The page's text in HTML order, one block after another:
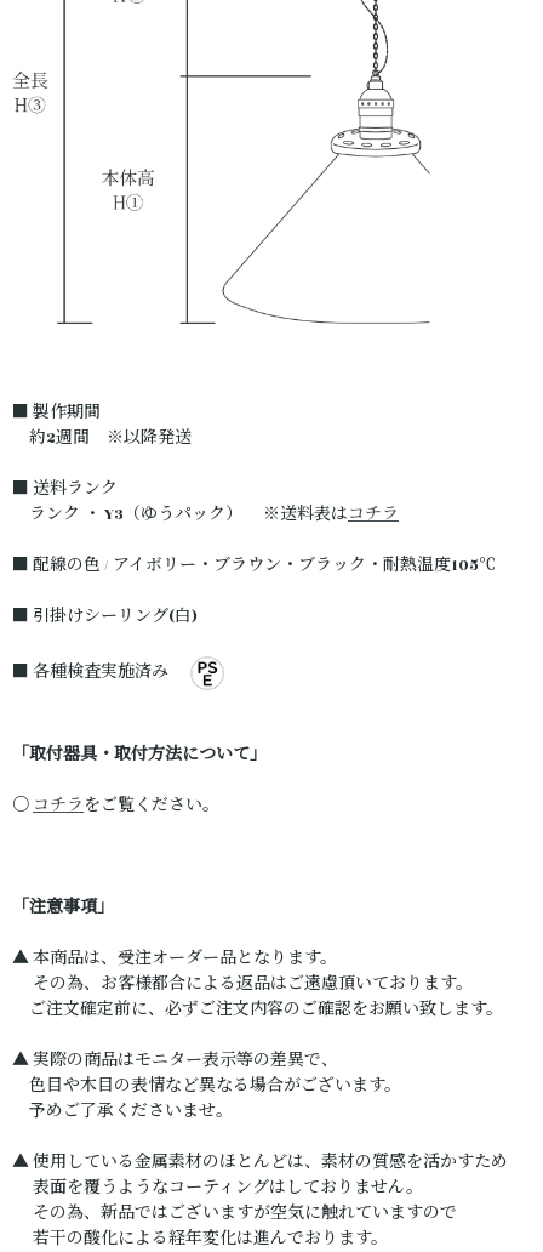
■ 製作期間
約2週間 ※以降発送
■ 送料ランク
ランク ・ Y3（ゆうパック） ※送料表はコチラ
■ 配線の色 / アイボリー・ブラウン・ブラック・耐熱温度105℃
■ 引掛けシーリング(白)
■ 各種検査実施済み
「取付器具・取付方法について」
○ コチラ をご覧ください。
「注意事項」
▲ 本商品は、受注オーダー品となります。
その為、お客様都合による返品はご遠慮頂いております。
ご注文確定前に、必ずご注文内容のご確認をお願い致します。
▲ 実際の商品はモニター表示等の差異で、
色目や木目の表情など異なる場合がございます。
予めご了承くださいませ。
▲ 使用している金属素材のほとんどは、素材の質感を活かすため
表面を覆うようなコーティングはしておりません。
その為、新品ではございますが空気に触れていますので
若干の酸化による経年変化は進んでおります。